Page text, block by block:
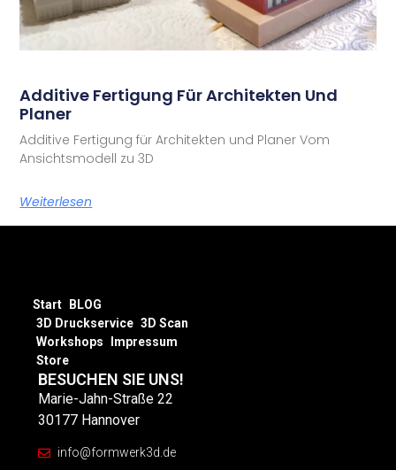
Additive Fertigung Für Architekten Und
Planer
Additive Fertigung für Architekten und Planer Vom
Ansichtsmodell zu 3D
Weiterlesen
Start
BLOG
3D Druckservice 3D Scan
Workshops
Impressum
Store
BESUCHEN SIE UNS!
Marie-Jahn-Straße 22
30177 Hannover
info@formwerk3d.de